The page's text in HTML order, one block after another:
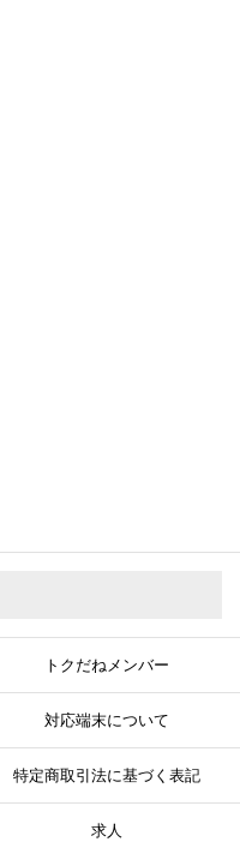
トクだねメンバー
対応端末について
特定商取引法に基づく表記
求人